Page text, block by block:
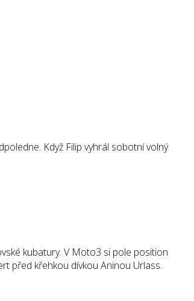
Když Filip vyhrál sobotní volný
kubatury. V Moto3 si pole position
před křehkou dívkou Aninou Urlass.